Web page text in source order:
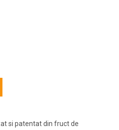
si patentat din fruct de